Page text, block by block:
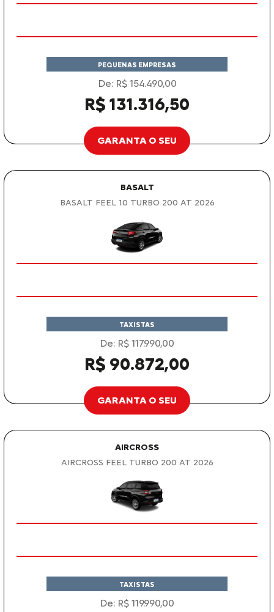
PEQUENAS EMPRESAS
De: R$ 154.490,00
R$ 131.316,50
GARANTA O SEU
BASALT
BASALT FEEL 1.0 TURBO 200 AT 2026
TAXISTAS
De: R$ 117.990,00
R$ 90.872,00
GARANTA O SEU
AIRCROSS
AIRCROSS FEEL TURBO 200 AT 2026
TAXISTAS
De: R$ 119.990,00